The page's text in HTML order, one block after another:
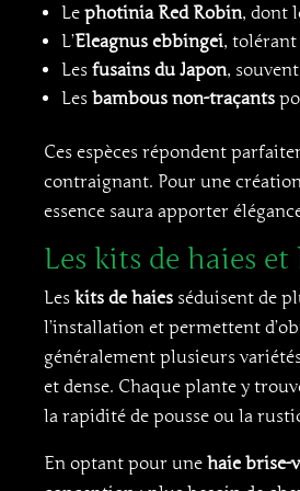
Le photinia Red Robin, dont
L’Eleagnus ebbingei, tolérant
Les fusains du Japon,
Les bambous non-traçants
Ces espèces répondent
contraignant. Pour une
essence saura apporter
Les kits de haies
Les kits de haies séduisent de
l’installation et permettent
généralement plusieurs
et dense. Chaque plante y
la rapidité de pousse ou la
En optant pour une haie brise-